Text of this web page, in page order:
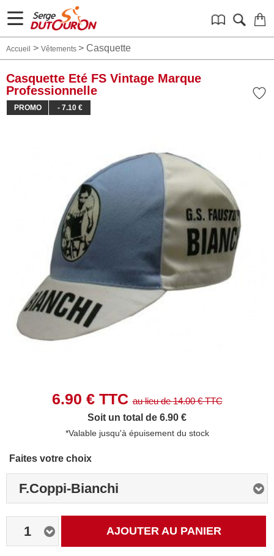
Accueil > Vêtements > Casquette
Casquette Eté FS Vintage Marque
Professionnelle
PROMO - 7.10 €
6.90 € TTCau lieu de14.00€ TTC
Soit un total de 6.90 €
*Valable jusqu'à épuisement du stock
Faites votre choix
F.Coppi-Bianchi
1 AJOUTER AU PANIER